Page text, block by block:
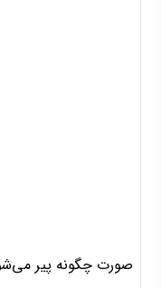
صورت چگونه پیر